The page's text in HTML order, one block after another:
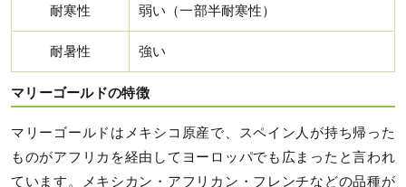
耐寒性 弱い（一部半耐寒性）
耐暑性 強い
マリーゴールドの特徴
マリーゴールドはメキシコ原産で、スペイン人が持ち帰った
ものがアフリカを経由してヨーロッパでも広まったと言われ
ています。メキシカン・アフリカン・フレンチなどの品種が